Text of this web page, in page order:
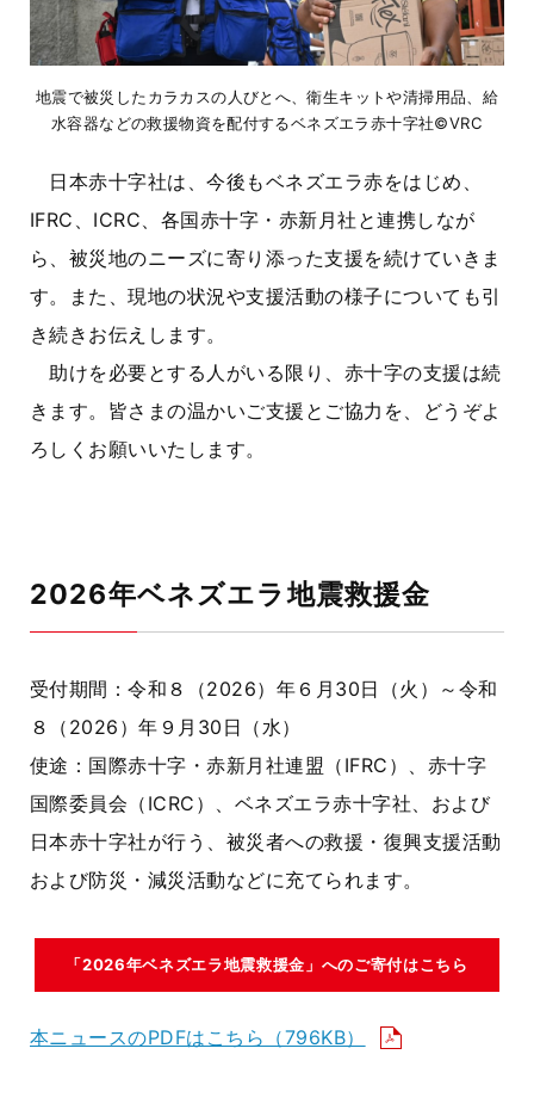
地震で被災したカラカスの人びとへ、衛生キットや清掃用品、給
水容器などの救援物資を配付するベネズエラ赤十字社©VRC
日本赤十字社は、今後もベネズエラ赤をはじめ、
IFRC、ICRC、各国赤十字・赤新月社と連携しなが
ら、被災地のニーズに寄り添った支援を続けていきま
す。また、現地の状況や支援活動の様子についても引
き続きお伝えします。
助けを必要とする人がいる限り、赤十字の支援は続
きます。皆さまの温かいご支援とご協力を、どうぞよ
ろしくお願いいたします。
2026年ベネズエラ地震救援金
受付期間：令和８（2026）年６月 30日（火）～令和
８（ 2026 ）年９月 30 日（水）
使途：国際赤十字・赤新月社連盟（ IFRC ）、赤十字
国際委員会（ ICRC ）、ベネズエラ赤十字社、および
日本赤十字社が行う、被災者への救援・復興支援活動
および防災・減災活動などに充てられます。
「2026年ベネズエラ地震救援金」へのご寄付はこちら
本ニュースのPDFはこちら（796KB）